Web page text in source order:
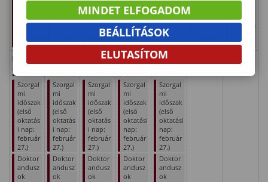
záróviz
zakra
záróviz
zakra
ezés a
júniusi
záróviz
sgaidős
zakra
zés a
júniusi
záróvizs
gaidősz
akra
zés a
júniusi
záróvizs
gaidősz
akra
záróvizs
akra
záróvizs
akra
Hajnalka
27
Szorgal
mi
időszak
(első
oktatás
i nap:
február
27.)
Doktor
andusz
ok
Szorgal
mi
időszak
(első
oktatás
i nap:
február
27.)
Doktor
andusz
ok
Auguszta
Szorgal
mi
időszak
(első
oktatás
i nap:
február
27.)
Doktor
andusz
ok
Zalán
Szorgal
mi
időszak
(első
oktatási
nap:
február
27.)
Doktor
andusz
ok
Árpád
Szorgal
mi
időszak
(első
oktatási
nap:
február
27.)
Doktor
andusz
ok
MINDET ELFOGADOM
BEÁLLÍTÁSOK
ELUTASÍTOM